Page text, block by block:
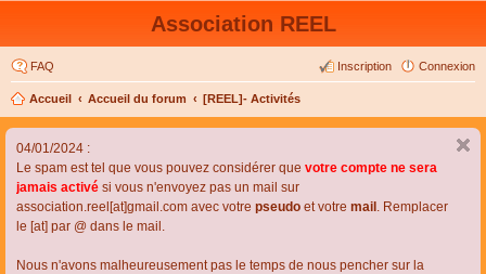
Association REEL
FAQ Connexion
Inscription
Accueil Accueil du forum [REEL]- Activités
04/01/2024 :
Le spam est tel que vous pouvez considérer que votre compte ne sera
jamais activé si vous n'envoyez pas un mail sur
association.reel[at]gmail.com avec votre pseudo et votre mail . Remplacer
le [at] par @ dans le mail.
Nous n'avons malheureusement pas le temps de nous pencher sur la